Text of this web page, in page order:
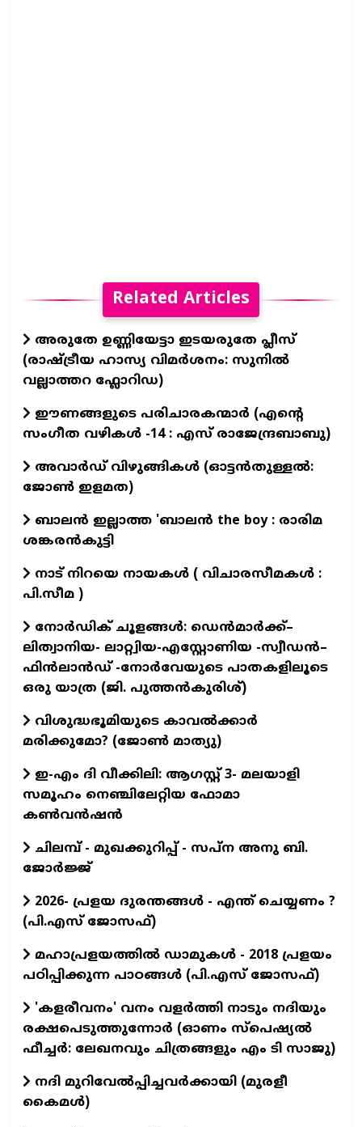
Related Articles
അരുതേ ഉണ്ണിയേട്ടാ ഇടയരുതേ പ്ലീസ്
(രാഷ്ട്രീയ ഹാസ്യ വിമർശനം: സുനിൽ
വല്ലാത്തറ ഫ്ലോറിഡ)
ഈണങ്ങളുടെ പരിചാരകന്മാര്‍ (എന്‍റെ
സംഗീത വഴികള്‍ -14 : എസ് രാജേന്ദ്രബാബു)
അവാർഡ് വിഴുങ്ങികൾ (ഓട്ടൻതുള്ളൽ:
ജോൺ ഇളമത)
ബാലൻ ഇല്ലാത്ത 'ബാലൻ the boy : രാരിമ
ശങ്കരൻകുട്ടി
നാട് നിറയെ നായകൾ ( വിചാരസീമകൾ :
പി.സീമ )
നോർഡിക് ചൂളങ്ങൾ: ഡെൻമാർക്ക്–
ലിത്വാനിയ- ലാറ്റ്വിയ-എസ്റ്റോണിയ -സ്വീഡൻ–
ഫിൻലാൻഡ് -നോർവേയുടെ പാതകളിലൂടെ
ഒരു യാത്ര (ജി. പുത്തൻകുരിശ്)
വിശുദ്ധഭൂമിയുടെ കാവല്‍ക്കാര്‍
മരിക്കുമോ? (ജോണ്‍ മാത്യു)
ഇ-എം ദി വീക്കിലി: ആഗസ്റ്റ് 3- മലയാളി
സമൂഹം നെഞ്ചിലേറ്റിയ ഫോമാ
കൺവൻഷൻ
ചിലമ്പ് - മുഖക്കുറിപ്പ് - സപ്ന അനു ബി.
ജോർജ്ജ്
2026- പ്രളയ ദുരന്തങ്ങള്‍ - എന്ത് ചെയ്യണം ?
(പി.എസ് ജോസഫ്‌)
മഹാപ്രളയത്തില്‍ ഡാമുകള്‍ - 2018 പ്രളയം
പഠിപ്പിക്കുന്ന പാഠങ്ങള്‍ (പി.എസ് ജോസഫ്‌)
'കളരീവനം' വനം വളര്‍ത്തി നാടും നദിയും
രക്ഷപെടുത്തുന്നോര്‍ (ഓണം സ്പെഷ്യല്‍
ഫീച്ചര്‍: ലേഖനവും ചിത്രങ്ങളും എം ടി സാജു)
നദി മുറിവേൽപ്പിച്ചവർക്കായി (മുരളീ
കൈമൾ)